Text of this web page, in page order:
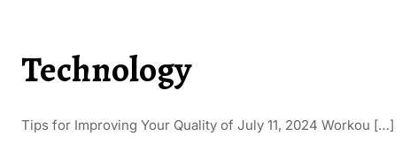
Technology
Tips for Improving Your Quality of July 11, 2024 Workou […]